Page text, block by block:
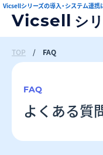
Vicsell シ
Vicsellシリーズの導入・システム連携
TOP / FAQ
FAQ
よくある質